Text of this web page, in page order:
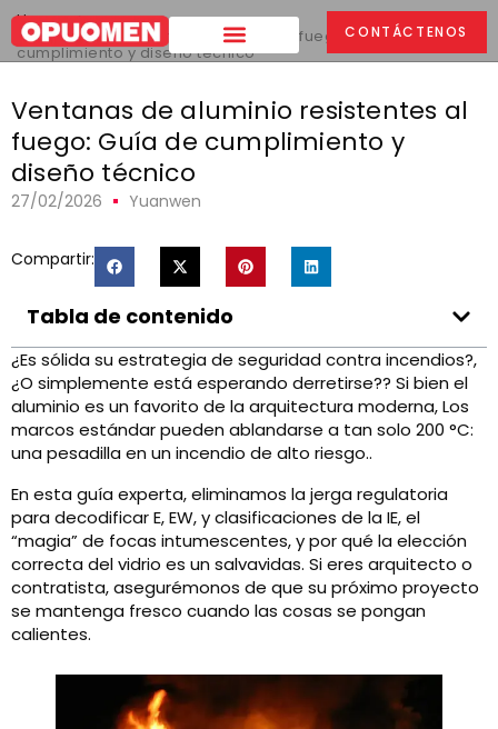
CONTÁCTENOS
Hogar >
Ventanas de aluminio resistentes al fuego: Guía de
cumplimiento y diseño técnico
Ventanas de aluminio resistentes al
fuego: Guía de cumplimiento y
diseño técnico
27/02/2026 Yuanwen
Compartir:
Tabla de contenido
¿Es sólida su estrategia de seguridad contra incendios?,
¿O simplemente está esperando derretirse?? Si bien el
aluminio es un favorito de la arquitectura moderna, Los
marcos estándar pueden ablandarse a tan solo 200 °C:
una pesadilla en un incendio de alto riesgo..
En esta guía experta, eliminamos la jerga regulatoria
para decodificar E, EW, y clasificaciones de la IE, el
“magia” de focas intumescentes, y por qué la elección
correcta del vidrio es un salvavidas. Si eres arquitecto o
contratista, asegurémonos de que su próximo proyecto
se mantenga fresco cuando las cosas se pongan
calientes.